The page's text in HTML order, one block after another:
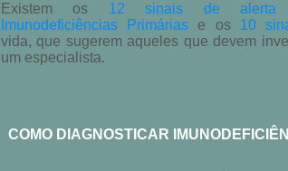
Existem os 12 sinais de
Imunodeficiências Primárias e os 10
vida, que sugerem aqueles que devem
um especialista.
COMO DIAGNOSTICAR